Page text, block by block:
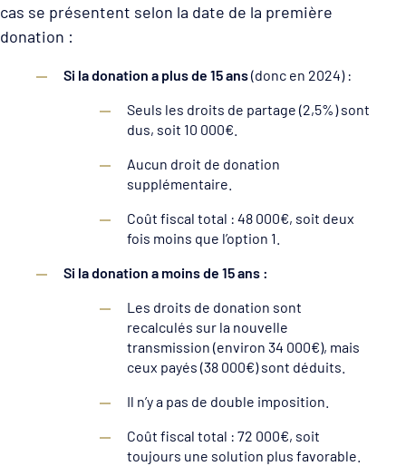
cas se présentent selon la date de la première
donation :
Si la donation a plus de 15 ans(donc en 2024) :
Seuls les droits de partage (2,5%) sont
dus, soit 10 000€.
Aucun droit de donation
supplémentaire.
Coût fiscal total : 48 000€, soit deux
fois moins que l’option 1.
Si la donation a moins de 15 ans :
Les droits de donation sont
recalculés sur la nouvelle
transmission (environ 34 000€), mais
ceux payés (38 000€) sont déduits.
Il n’y a pas de double imposition.
Coût fiscal total : 72 000€, soit
toujours une solution plus favorable.